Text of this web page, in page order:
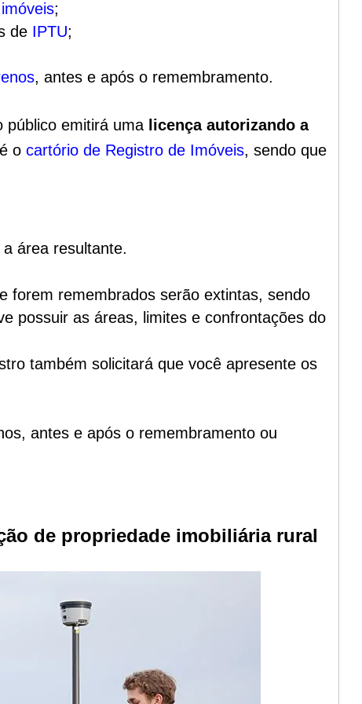
;
de IPTU;
, antes e após o remembramento.
público emitirá uma licença autorizando a
o cartório de Registro de Imóveis, sendo que
a área resultante.
forem remembrados serão extintas, sendo
possuir as áreas, limites e confrontações do
também solicitará que você apresente os
, antes e após o remembramento ou
de propriedade imobiliária rural